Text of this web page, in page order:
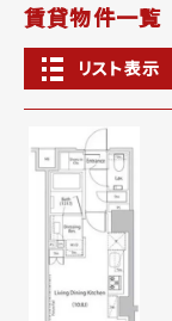
賃貸物件一覧
リスト表示